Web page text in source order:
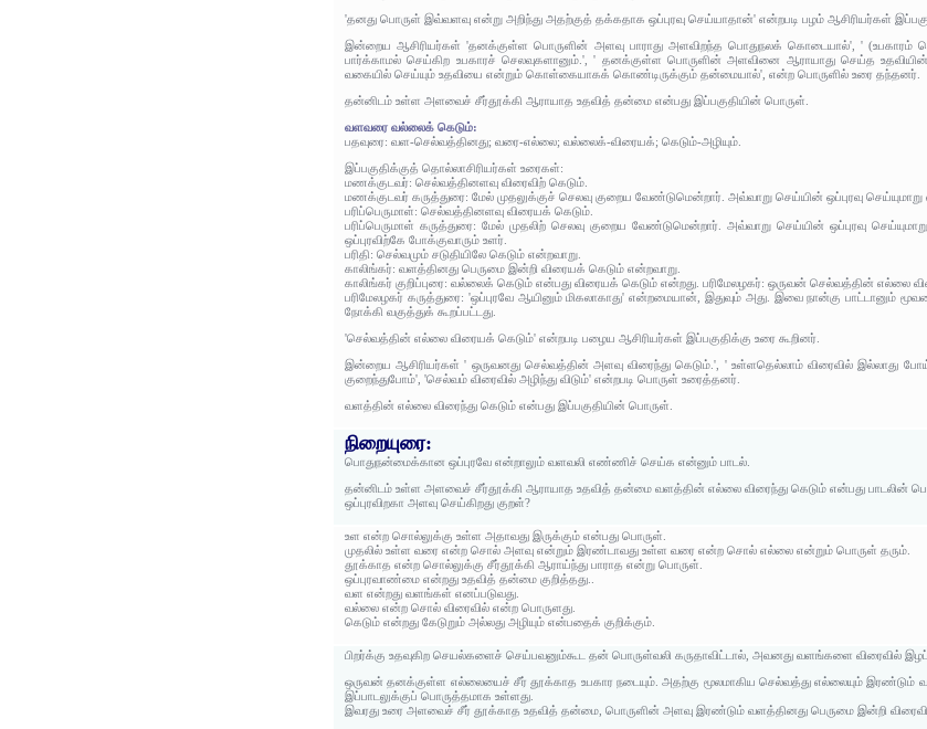
'தனது பொருள் இவ்வளவு என்று அறிந்து அதற்குத் தக்கதாக ஒப்புரவு செய்யாதான்' என்றபடி பழம் ஆசிரியர்கள்
இன்றைய ஆசிரியர்கள் 'தனக்குள்ள பொருளின் அளவு பாராது அளவிறந்த பொதுநலக் கொடையால்', '
பார்க்காமல் செய்கிற உபகாரச் செலவுகளானும்.', ' தனக்குள்ள பொருளின் அளவினை ஆராயாது செய்த
வகையில் செய்யும் உதவியை என்றும் கொள்கையாகக் கொண்டிருக்கும் தன்மையால்', என்ற பொருளில் உரை தந்தனர்.
தன்னிடம் உள்ள அளவைச் சீர்தூக்கி ஆராயாத உதவித் தன்மை என்பது இப்பகுதியின் பொருள்.
வளவரை வல்லைக் கெடும்:
பதவுரை: வள-செல்வத்தினது; வரை-எல்லை; வல்லைக்-விரையக்; கெடும்-அழியும்.
இப்பகுதிக்குத் தொல்லாசிரியர்கள் உரைகள்:
மணக்குடவர்: செல்வத்தினளவு விரைவிற் கெடும்.
மணக்குடவர் கருத்துரை: மேல் முதலுக்குச் செலவு குறைய வேண்டுமென்றார். அவ்வாறு செய்யின் ஒப்புரவு
பரிப்பெருமாள்: செல்வத்தினளவு விரையக் கெடும்.
பரிப்பெருமாள் கருத்துரை: மேல் முதலிற் செலவு குறைய வேண்டுமென்றார். அவ்வாறு செய்யின் ஒப்புரவு
ஒப்புரவிற்கே போக்குவாரும் உளர்.
பரிதி: செல்வமும் சடுதியிலே கெடும் என்றவாறு.
காலிங்கர்: வளத்தினது பெருமை இன்றி விரையக் கெடும் என்றவாறு.
காலிங்கர் குறிப்புரை: வல்லைக் கெடும் என்பது விரையக் கெடும் என்றது. பரிமேலழகர்: ஒருவன் செல்வத்தின் எல்லை
பரிமேலழகர் கருத்துரை: 'ஒப்புரவே ஆயினும் மிகலாகாது' என்றமையான், இதுவும் அது. இவை நான்கு பாட்டானும்
நோக்கி வகுத்துக் கூறப்பட்டது.
'செல்வத்தின் எல்லை விரையக் கெடும்' என்றபடி பழைய ஆசிரியர்கள் இப்பகுதிக்கு உரை கூறினர்.
இன்றைய ஆசிரியர்கள் ' ஒருவனது செல்வத்தின் அளவு விரைந்து கெடும்.', ' உள்ளதெல்லாம் விரைவில் இல்லாது
குறைந்துபோம்', 'செல்வம் விரைவில் அழிந்து விடும்' என்றபடி பொருள் உரைத்தனர்.
வளத்தின் எல்லை விரைந்து கெடும் என்பது இப்பகுதியின் பொருள்.
நிறையுரை:
பொதுநன்மைக்கான ஒப்புரவே என்றாலும் வளவலி எண்ணிச் செய்க என்னும் பாடல்.
தன்னிடம் உள்ள அளவைச் சீர்தூக்கி ஆராயாத உதவித் தன்மை வளத்தின் எல்லை விரைந்து கெடும் என்பது பாடலின்
ஒப்புரவிறகா அளவு செய்கிறது குறள்?
உள என்ற சொல்லுக்கு உள்ள அதாவது இருக்கும் என்பது பொருள்.
முதலில் உள்ள வரை என்ற சொல் அளவு என்றும் இரண்டாவது உள்ள வரை என்ற சொல் எல்லை என்றும் பொருள் தரும்.
தூக்காத என்ற சொல்லுக்கு சீர்தூக்கி ஆராய்ந்து பாராத என்று பொருள்.
ஒப்புரவாண்மை என்றது உதவித் தன்மை குறித்தது..
வள என்றது வளங்கள் எனப்படுவது.
வல்லை என்ற சொல் விரைவில் என்ற பொருளது.
கெடும் என்றது கேடுறும் அல்லது அழியும் என்பதைக் குறிக்கும்.
பிறர்க்கு உதவுகிற செயல்களைச் செய்பவனும்கூட தன் பொருள்வலி கருதாவிட்டால், அவனது வளங்களை விரைவில்
ஒருவன் தனக்குள்ள எல்லையைச் சீர் தூக்காத உபகார நடையும். அதற்கு மூலமாகிய செல்வத்து எல்லையும் இரண்டும்
இப்பாடலுக்குப் பொருத்தமாக உள்ளது.
இவரது உரை அளவைச் சீர் தூக்காத உதவித் தன்மை, பொருளின் அளவு இரண்டும் வளத்தினது பெருமை இன்றி